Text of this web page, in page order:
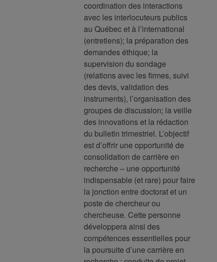
coordination des interactions
avec les interlocuteurs publics
au Québec et à l’international
(entretiens); la préparation des
demandes éthique; la
supervision du sondage
(relations avec les firmes, suivi
des devis, validation des
instruments), l’organisation des
groupes de discussion; la veille
des innovations et la rédaction
du bulletin trimestriel. L’objectif
est d’offrir une opportunité de
consolidation de carrière en
recherche – une opportunité
indispensable (et rare) pour faire
la jonction entre doctorat et un
poste de chercheur ou
chercheuse. Cette personne
développera ainsi des
compétences essentielles pour
la poursuite d’une carrière en